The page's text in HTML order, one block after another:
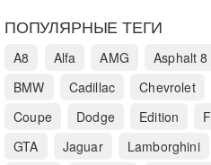
ПОПУЛЯРНЫЕ ТЕГИ
A8 Alfa AMG Asphalt 8
BMW
Cadillac Chevrolet
Coupe
Dodge Edition
GTA
Jaguar Lamborghini